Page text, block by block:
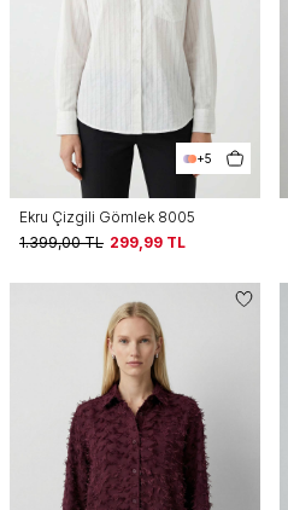
+5
Ekru Çizgili Gömlek 8005
1.399,00TL 299,99 TL